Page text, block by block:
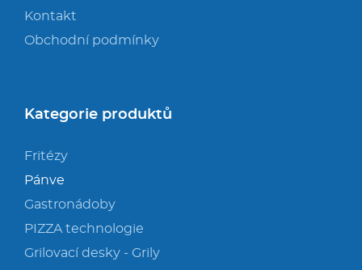
Kontakt
Obchodní podmínky
Kategorie produktů
Fritézy
Pánve
Gastronádoby
PIZZA technologie
Grilovací desky - Grily